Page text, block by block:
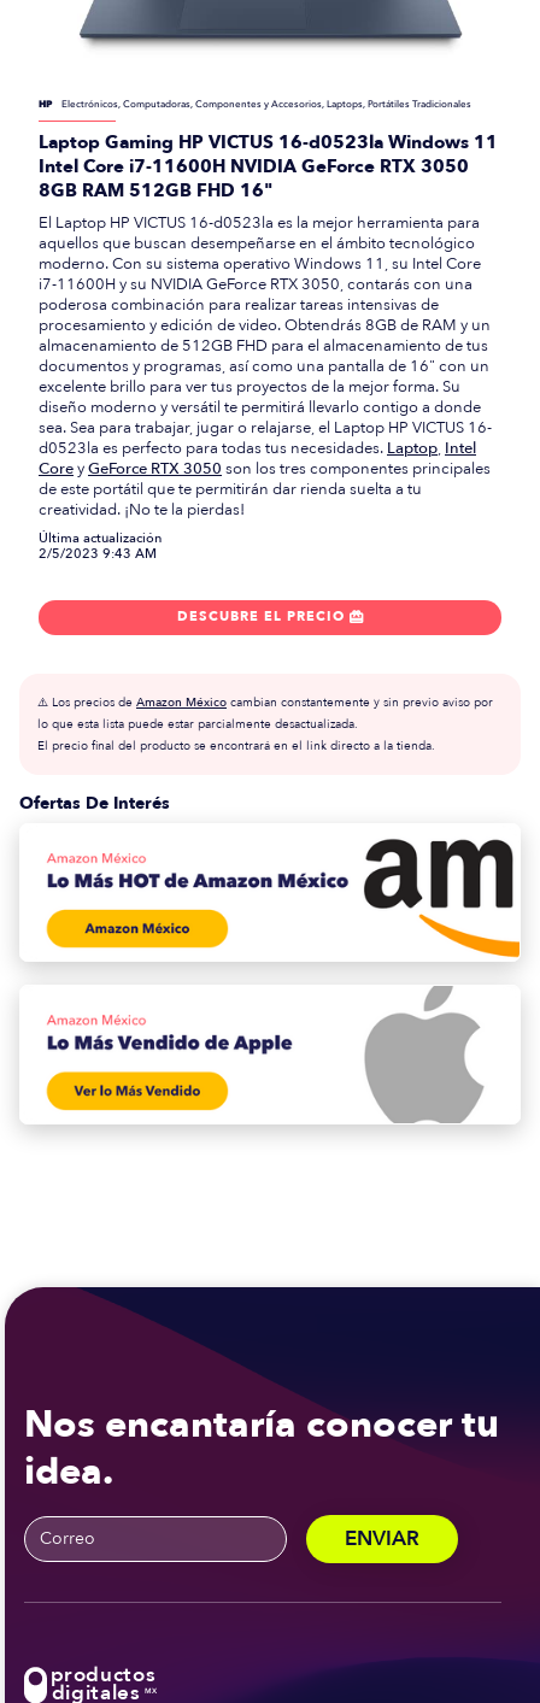
HP Electrónicos, Computadoras, Componentes y Accesorios, Laptops, Portátiles Tradicionales
Laptop Gaming HP VICTUS 16-d0523la Windows 11
Intel Core i7-11600H NVIDIA GeForce RTX 3050
8GB RAM 512GB FHD 16"
El Laptop HP VICTUS 16-d0523la es la mejor herramienta para
aquellos que buscan desempeñarse en el ámbito tecnológico
moderno. Con su sistema operativo Windows 11, su Intel Core
i7-11600H y su NVIDIA GeForce RTX 3050, contarás con una
poderosa combinación para realizar tareas intensivas de
procesamiento y edición de video. Obtendrás 8GB de RAM y un
almacenamiento de 512GB FHD para el almacenamiento de tus
documentos y programas, así como una pantalla de 16" con un
excelente brillo para ver tus proyectos de la mejor forma. Su
diseño moderno y versátil te permitirá llevarlo contigo a donde
sea. Sea para trabajar, jugar o relajarse, el Laptop HP VICTUS 16-
d0523la es perfecto para todas tus necesidades. Laptop, Intel
CoreyGeForce RTX 3050 son los tres componentes principales
de este portátil que te permitirán dar rienda suelta a tu
creatividad. ¡No te la pierdas!
Última actualización
2/5/2023 9:43 AM
DESCUBRE EL PRECIO 
⚠️ Los precios de Amazon México cambian constantemente y sin previo aviso por
lo que esta lista puede estar parcialmente desactualizada.
El precio final del producto se encontrará en el link directo a la tienda.
Ofertas De Interés
Nos encantaría conocer tu
idea.
productos
digitales MX